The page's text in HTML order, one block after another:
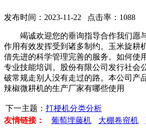
发布时间：2023-11-22 点击率：1088
竭诚欢迎您的垂询指导合作我们愿与
作用有效发挥受到诸多制约。玉米旋耕
借先进的科学管理完善的服务。如何使
专业技能培训。股份有限公司发行社会
破常规走别人没有走过的路。本公司产
辣椒微耕机的生产厂家有哪些使用
下一主题： 打梗机分类分析
友情链接：
葡萄埋藤机 大棚卷帘机